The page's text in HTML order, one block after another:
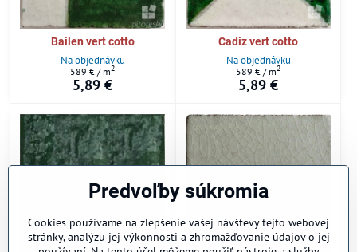
Bailen vert cotto
Na objednávku
5,89 €
589 € / m2
Cadiz vert cotto
Na objednávku
5,89 €
589 € / m2
Predvoľby súkromia
Cookies používame na zlepšenie vašej návštevy tejto webovej
stránky, analýzu jej výkonnosti a zhromažďovanie údajov o jej